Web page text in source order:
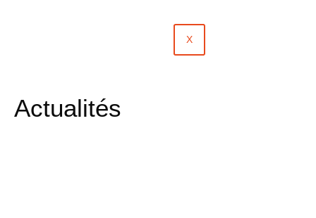
X
Actualités